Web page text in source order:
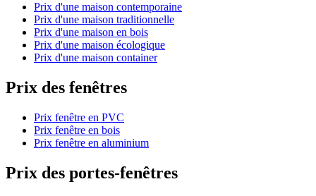
Prix d'une maison contemporaine
Prix d'une maison traditionnelle
Prix d'une maison en bois
Prix d'une maison écologique
Prix d'une maison container
Prix des fenêtres
Prix fenêtre en PVC
Prix fenêtre en bois
Prix fenêtre en aluminium
Prix des portes-fenêtres